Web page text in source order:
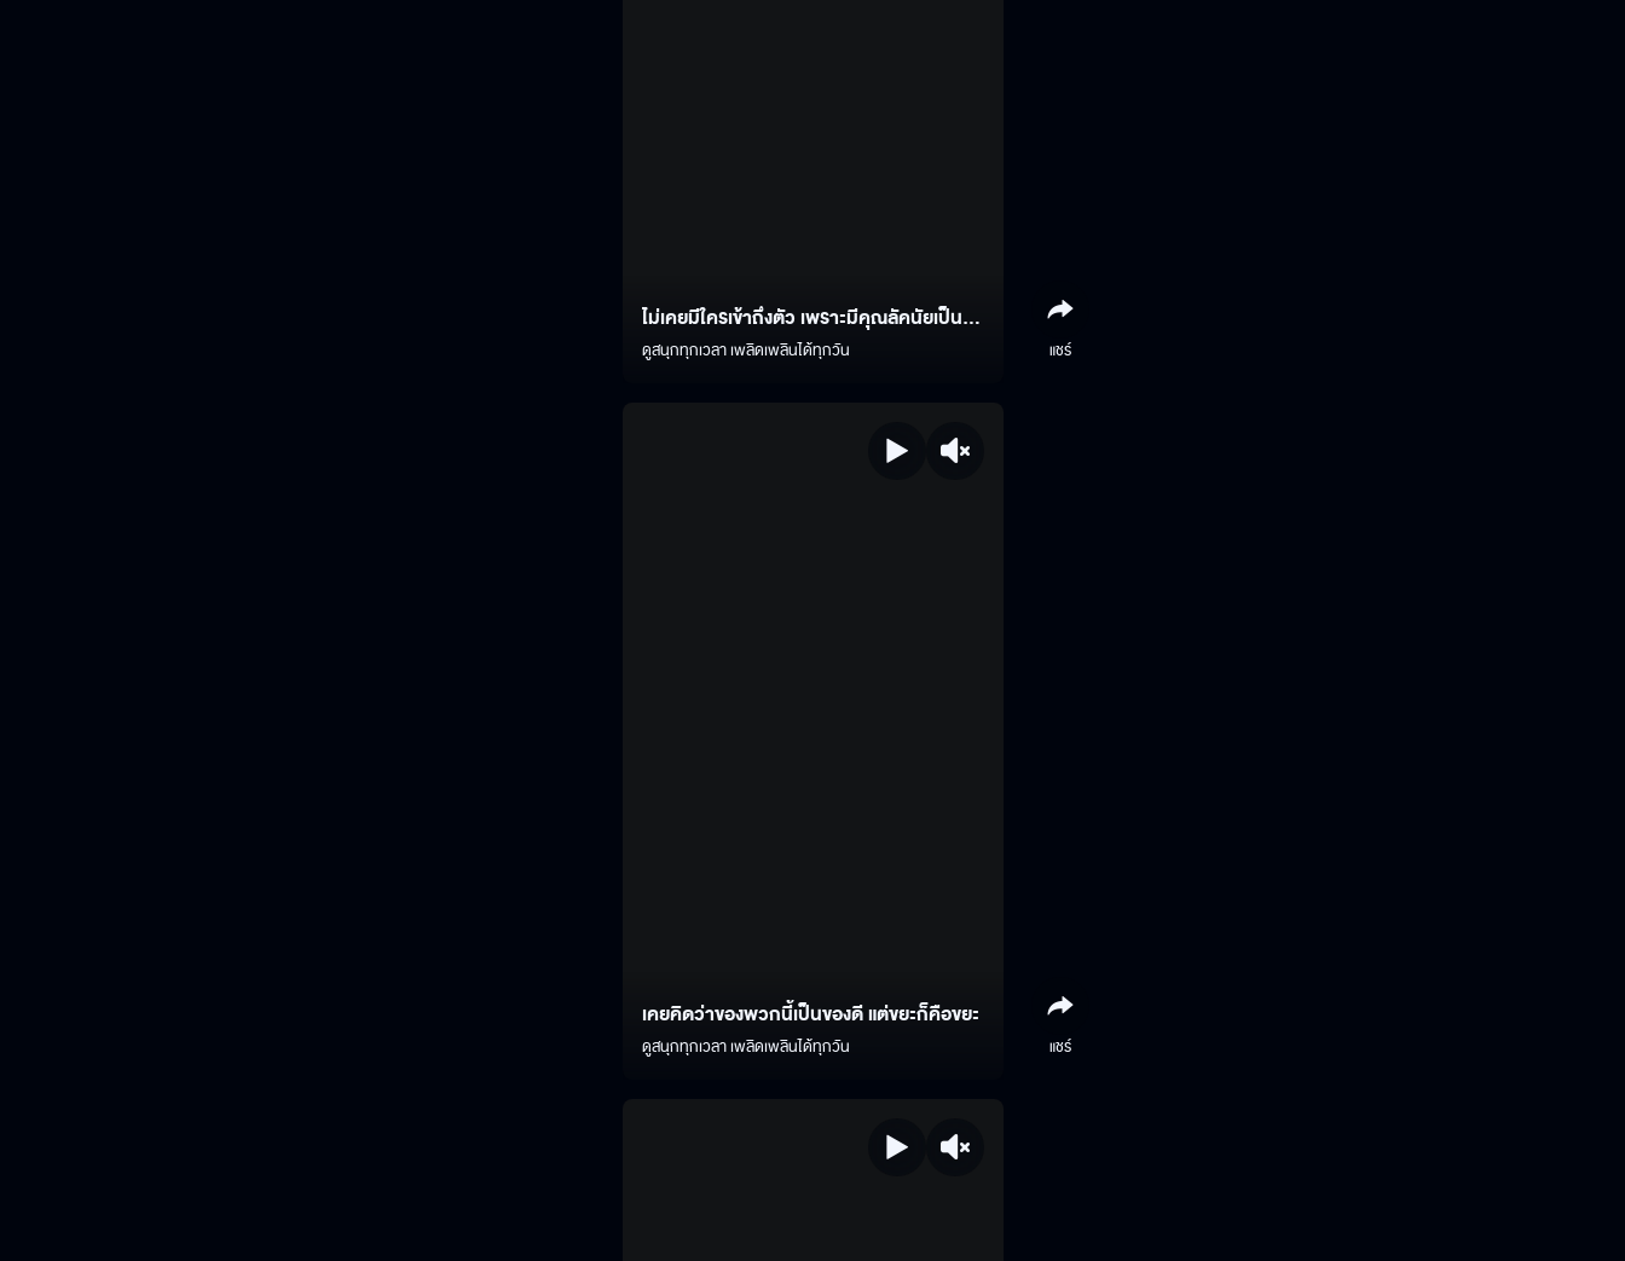
ไม่เคยมีใครเข้าถึงตัว เพราะมีคุณลัคนัยเป็น
บอดี้การ์ด
ดูสนุกทุกเวลา เพลิดเพลินได้ทุกวัน แชร์
เคยคิดว่าของพวกนี้เป็นของดี แต่ขยะก็คือขยะ
ดูสนุกทุกเวลา เพลิดเพลินได้ทุกวัน แชร์